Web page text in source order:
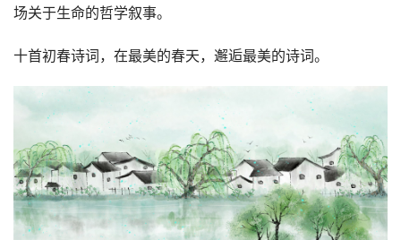
场关于生命的哲学叙事。
十首初春诗词，在最美的春天，邂逅最美的诗词。